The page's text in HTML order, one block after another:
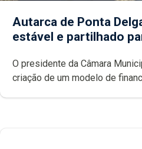
Autarca de Ponta
estável e partilhado
O presidente da Câmara
criação de um modelo de